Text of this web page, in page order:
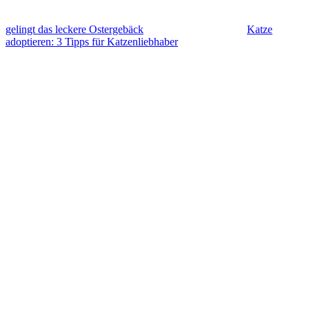
gelingt das leckere Ostergebäck
Katze
adoptieren: 3 Tipps für Katzenliebhaber